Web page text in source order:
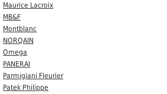
Maurice Lacroix
MB&F
Montblanc
NORQAIN
Omega
PANERAI
Parmigiani Fleurier
Patek Philippe